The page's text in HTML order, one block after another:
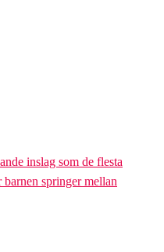
inslag som de flesta
springer mellan